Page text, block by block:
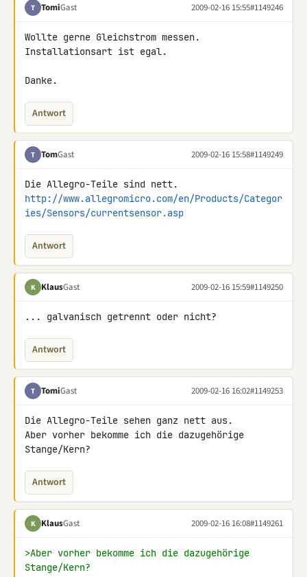
T TomiGast 2009-02-16 15:55#1149246
Wollte gerne Gleichstrom messen.
Installationsart ist egal.
Danke.
Antwort
T TomGast 2009-02-16 15:58#1149249
http://www.allegromicro.com/en/Products/Categor
ies/Sensors/currentsensor.asp
Antwort
K KlausGast 2009-02-16 15:59#1149250
... galvanisch getrennt oder nicht?
Antwort
T TomiGast 2009-02-16 16:02#1149253
Die Allegro-Teile sehen ganz nett aus.
Aber vorher bekomme ich die dazugehörige
Stange/Kern?
Antwort
K KlausGast 2009-02-16 16:08#1149261
>Aber vorher bekomme ich die dazugehörige
Stange/Kern?